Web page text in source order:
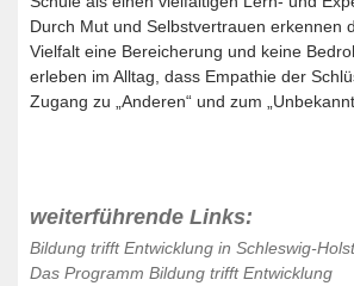
Durch Mut und Selbstvertrauen erkennen
Vielfalt eine Bereicherung und keine
erleben im Alltag, dass Empathie der
Zugang zu „Anderen“ und zum
weiterführende Links:
Bildung trifft Entwicklung in Schleswig-
Das Programm Bildung trifft Entwicklung